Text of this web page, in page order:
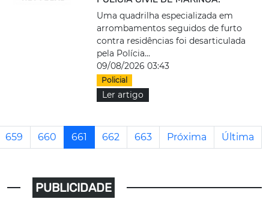
Uma quadrilha especializada em
arrombamentos seguidos de furto
contra residências foi desarticulada
pela Polícia...
09/08/2026 03:43
Policial
Ler artigo
659 660 661 662 663 Próxima Última
PUBLICIDADE